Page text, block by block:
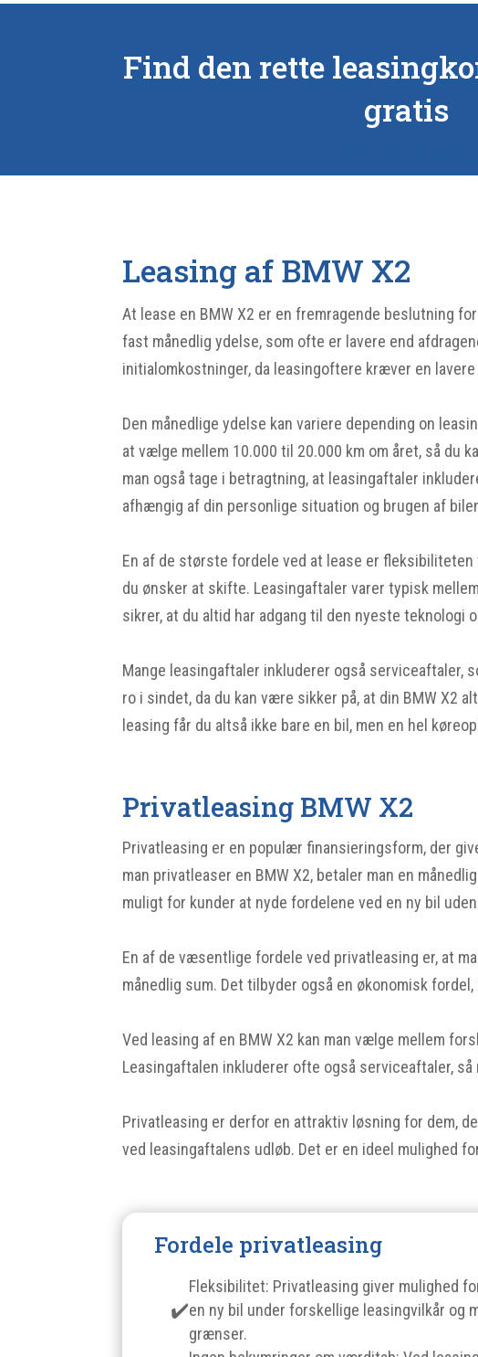
Find den rette
gratis
Leasing af BMW X2
At lease en BMW X2 er en fremragende beslutning
fast månedlig ydelse, som ofte er lavere end
initialomkostninger, da leasingoftere kræver en
Den månedlige ydelse kan variere depending on
at vælge mellem 10.000 til 20.000 km om året, så du
man også tage i betragtning, at leasingaftaler
afhængig af din personlige situation og brugen af
En af de største fordele ved at lease er fleksibiliteten
du ønsker at skifte. Leasingaftaler varer typisk
sikrer, at du altid har adgang til den nyeste teknologi
Mange leasingaftaler inkluderer også serviceaftaler,
ro i sindet, da du kan være sikker på, at din BMW X2
leasing får du altså ikke bare en bil, men en hel
Privatleasing BMW X2
Privatleasing er en populær finansieringsform, der
man privatleaser en BMW X2, betaler man en
muligt for kunder at nyde fordelene ved en ny bil
En af de væsentlige fordele ved privatleasing er, at
månedlig sum. Det tilbyder også en økonomisk
Ved leasing af en BMW X2 kan man vælge mellem
Leasingaftalen inkluderer ofte også serviceaftaler,
Privatleasing er derfor en attraktiv løsning for dem,
ved leasingaftalens udløb. Det er en ideel mulighed
Fordele privatleasing
Fleksibilitet: Privatleasing giver mulighed
en ny bil under forskellige leasingvilkår og
grænser.